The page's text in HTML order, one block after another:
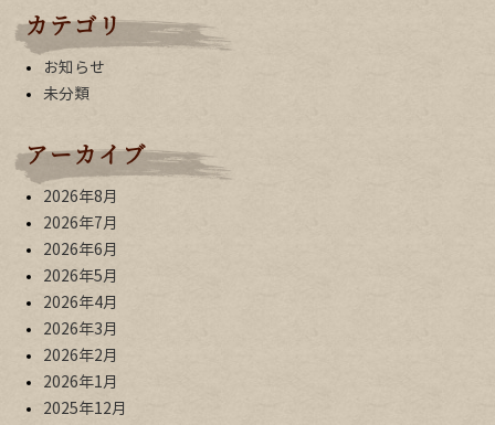
カテゴリ
お知らせ
未分類
アーカイブ
2026年8月
2026年7月
2026年6月
2026年5月
2026年4月
2026年3月
2026年2月
2026年1月
2025年12月